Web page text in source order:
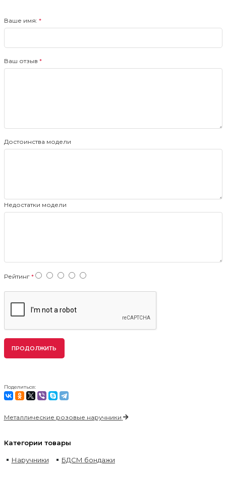
Ваше имя:
Ваш отзыв
Достоинства модели
Недостатки модели
Рейтинг
ПРОДОЛЖИТЬ
Поделиться:
Металлические розовые наручники
Категории товары
Наручники БДСМ бондажи